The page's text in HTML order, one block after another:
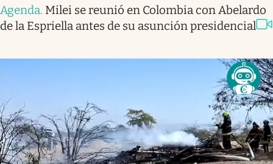
Agenda. Milei se reunió en Colombia con Abelardo
de la Espriella antes de su asunción presidencial